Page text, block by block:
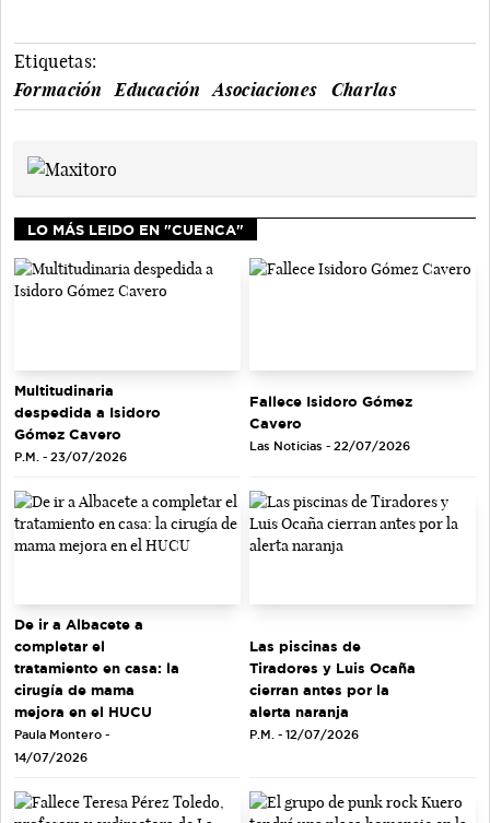
Etiquetas:
Formación
Educación Asociaciones Charlas
LO MÁS LEIDO EN "CUENCA"
Multitudinaria
despedida a Isidoro
Gómez Cavero
P.M. - 23/07/2026
Fallece Isidoro Gómez
Cavero
Las Noticias - 22/07/2026
De ir a Albacete a
completar el
tratamiento en casa: la
cirugía de mama
mejora en el HUCU
Paula Montero -
14/07/2026
Las piscinas de
Tiradores y Luis Ocaña
cierran antes por la
alerta naranja
P.M. - 12/07/2026